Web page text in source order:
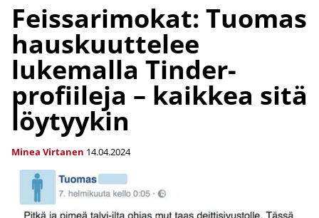
Feissarimokat: Tuomas
hauskuuttelee
lukemalla Tinder-
profiileja – kaikkea sitä
löytyykin
Minea Virtanen 14.04.2024